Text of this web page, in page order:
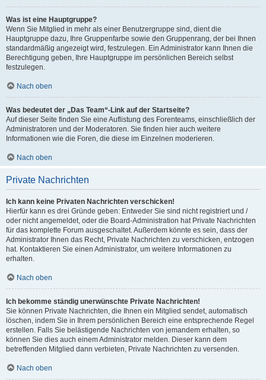
Was ist eine Hauptgruppe?
Wenn Sie Mitglied in mehr als einer Benutzergruppe sind, dient die
Hauptgruppe dazu, Ihre Gruppenfarbe sowie den Gruppenrang, der bei Ihnen
standardmäßig angezeigt wird, festzulegen. Ein Administrator kann Ihnen die
Berechtigung geben, Ihre Hauptgruppe im persönlichen Bereich selbst
festzulegen.
Nach oben
Was bedeutet der „Das Team“-Link auf der Startseite?
Auf dieser Seite finden Sie eine Auflistung des Forenteams, einschließlich der
Administratoren und der Moderatoren. Sie finden hier auch weitere
Informationen wie die Foren, die diese im Einzelnen moderieren.
Nach oben
Private Nachrichten
Ich kann keine Privaten Nachrichten verschicken!
Hierfür kann es drei Gründe geben: Entweder Sie sind nicht registriert und /
oder nicht angemeldet, oder die Board-Administration hat Private Nachrichten
für das komplette Forum ausgeschaltet. Außerdem könnte es sein, dass der
Administrator Ihnen das Recht, Private Nachrichten zu verschicken, entzogen
hat. Kontaktieren Sie einen Administrator, um weitere Informationen zu
erhalten.
Nach oben
Ich bekomme ständig unerwünschte Private Nachrichten!
Sie können Private Nachrichten, die Ihnen ein Mitglied sendet, automatisch
löschen, indem Sie in Ihrem persönlichen Bereich eine entsprechende Regel
erstellen. Falls Sie belästigende Nachrichten von jemandem erhalten, so
können Sie dies auch einem Administrator melden. Dieser kann dem
betreffenden Mitglied dann verbieten, Private Nachrichten zu versenden.
Nach oben